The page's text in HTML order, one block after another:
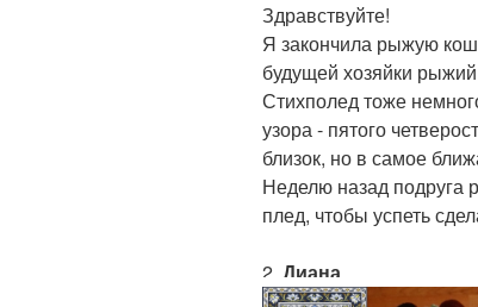
Здравствуйте!
Я закончила рыжую
будущей хозяйки
Стихполед тоже
узора - пятого
близок, но в самое
Неделю назад подруга
плед, чтобы успеть
2. Диана